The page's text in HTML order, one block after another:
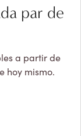
par de
a partir de
hoy mismo.